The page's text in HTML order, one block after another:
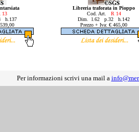
13
h.137
Libreria traforata in Pioppo
Cod. Art.
R 14
Dim. l.62 p.32 h.142
Prezzo + Iva: € 465,00
Per informazioni scrivi una mail a